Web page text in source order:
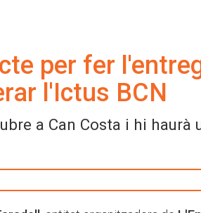
per fer
l'Ictus BCN
a Can Costa i hi haurà